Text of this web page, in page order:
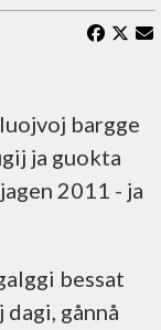
bargge
ja guokta
2011 - ja
bessat
gånnå